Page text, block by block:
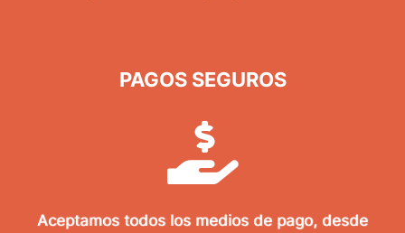
PAGOS SEGUROS
Aceptamos todos los medios de pago, desde